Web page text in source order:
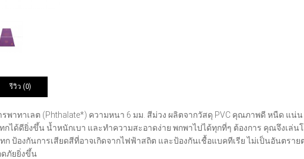
รีวิว (0)
พาทาเลต (Phthalate*) ความหนา 6 มม. สีม่วง ผลิตจากวัสดุ PVC คุณภาพดี หนืด แน่
ได้ดียิ่งขึ้น น้ำหนักเบา และทำความสะอาดง่าย พกพาไปได้ทุกที่ๆ ต้องการ คุณจึงเล่น
ก ป้องกันการเสียดสีที่อาจเกิดจากไฟฟ้าสถิต และป้องกันเชื้อแบคทีเรีย ไม่เป็นอันตรา
ภัยยิ่งขึ้น